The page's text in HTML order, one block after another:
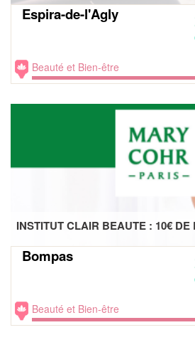
Espira-de-l'Agly
Beauté et Bien-être
INSTITUT CLAIR BEAUTE : 10€ DE
Bompas
Beauté et Bien-être